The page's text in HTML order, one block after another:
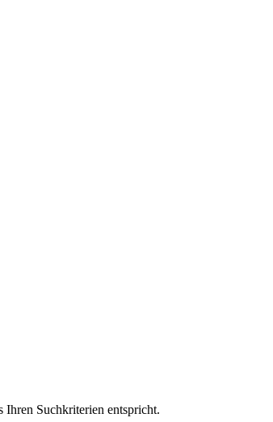
Ihren Suchkriterien entspricht.